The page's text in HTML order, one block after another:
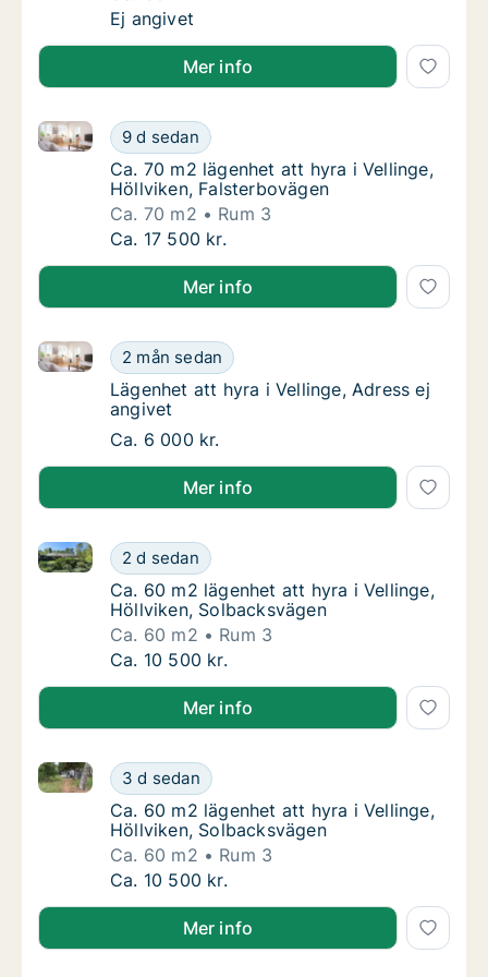
Ca. 60 m2 lägenhet att hyra i Vellinge,
Ej angivet
Mer info
Ca. 70 m2 lägenhet att hyra i Vellinge,
9 d sedan
Ca. 70 m2 lägenhet att hyra i Vellinge, Höllviken,
Ca. 70 m2 lägenhet att hyra i Vellinge,
Ca. 70 m2 lägenhet att hyra i Vellinge,
Höllviken, Falsterbovägen
Ca. 70 m2
Rum 3
Ca. 70 m2 lägenhet att hyra i Vellinge,
Ca. 17 500 kr.
Mer info
Lägenhet att hyra i Vellinge, Adress ej
2 mån sedan
Lägenhet att hyra i Vellinge, Adress ej angivet
Lägenhet att hyra i Vellinge, Adress ej
Lägenhet att hyra i Vellinge, Adress ej
angivet
Lägenhet att hyra i Vellinge, Adress ej
Ca. 6 000 kr.
Mer info
Ca. 60 m2 lägenhet att hyra i Vellinge,
2 d sedan
Ca. 60 m2 lägenhet att hyra i Vellinge, Höllviken,
Ca. 60 m2 lägenhet att hyra i Vellinge,
Ca. 60 m2 lägenhet att hyra i Vellinge,
Höllviken, Solbacksvägen
Ca. 60 m2
Rum 3
Ca. 60 m2 lägenhet att hyra i Vellinge,
Ca. 10 500 kr.
Mer info
Ca. 60 m2 lägenhet att hyra i Vellinge,
3 d sedan
Ca. 60 m2 lägenhet att hyra i Vellinge, Höllviken,
Ca. 60 m2 lägenhet att hyra i Vellinge,
Ca. 60 m2 lägenhet att hyra i Vellinge,
Höllviken, Solbacksvägen
Ca. 60 m2
Rum 3
Ca. 60 m2 lägenhet att hyra i Vellinge,
Ca. 10 500 kr.
Mer info